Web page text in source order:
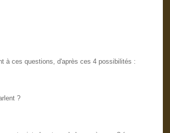
à ces questions, d'après ces 4 possibilités :
?